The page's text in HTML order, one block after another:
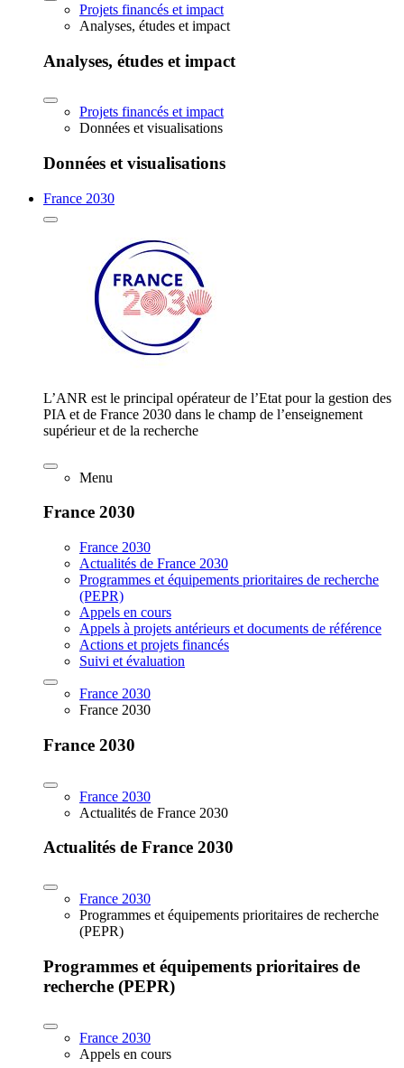
Projets financés et impact
Analyses, études et impact
Analyses, études et impact
Projets financés et impact
Données et visualisations
Données et visualisations
France 2030
L’ANR est le principal opérateur de l’Etat pour la gestion des
PIA et de France 2030 dans le champ de l’enseignement
supérieur et de la recherche
Menu
France 2030
France 2030
Actualités de France 2030
Programmes et équipements prioritaires de recherche
(PEPR)
Appels en cours
Appels à projets antérieurs et documents de référence
Actions et projets financés
Suivi et évaluation
France 2030
France 2030
France 2030
France 2030
Actualités de France 2030
Actualités de France 2030
France 2030
Programmes et équipements prioritaires de recherche
(PEPR)
Programmes et équipements prioritaires de
recherche (PEPR)
France 2030
Appels en cours